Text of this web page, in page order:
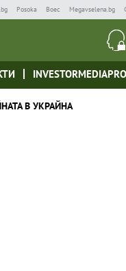
Posoka Boec Megavselena.bg
INVESTORMEDIAPRO
В УКРАЙНА